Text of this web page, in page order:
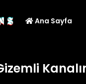
Ana Sayfa